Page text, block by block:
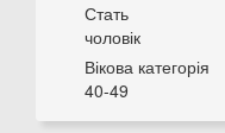
Стать
чоловік
Вікова категорія
40-49